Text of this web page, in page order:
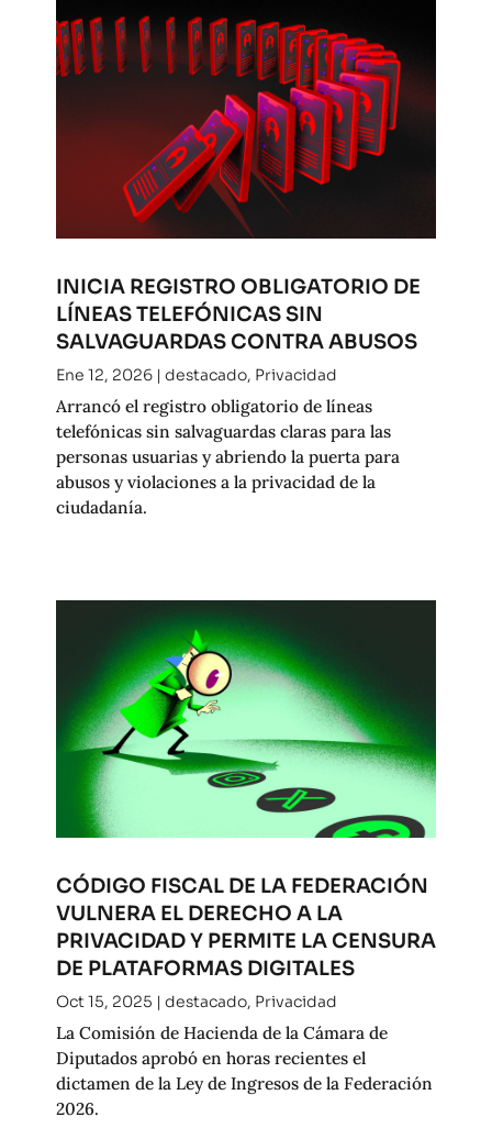
INICIA REGISTRO OBLIGATORIO DE
LÍNEAS TELEFÓNICAS SIN
SALVAGUARDAS CONTRA ABUSOS
Ene 12, 2026| destacado, Privacidad
Arrancó el registro obligatorio de líneas
telefónicas sin salvaguardas claras para las
personas usuarias y abriendo la puerta para
abusos y violaciones a la privacidad de la
ciudadanía.
CÓDIGO FISCAL DE LA FEDERACIÓN
VULNERA EL DERECHO A LA
PRIVACIDAD Y PERMITE LA CENSURA
DE PLATAFORMAS DIGITALES
Oct 15, 2025 | destacado, Privacidad
La Comisión de Hacienda de la Cámara de
Diputados aprobó en horas recientes el
dictamen de la Ley de Ingresos de la Federación
2026.